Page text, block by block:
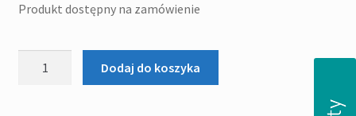
Produkt dostępny na zamówienie
Dodaj do koszyka